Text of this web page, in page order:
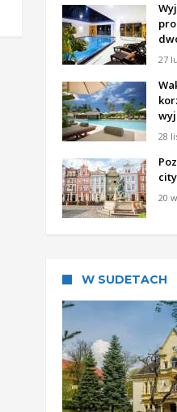
27
28
20
W SUDETACH